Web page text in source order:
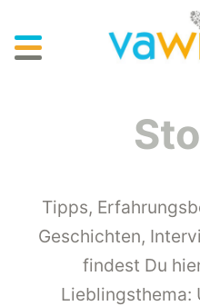
main
Tipps,
Geschichten,
findest Du
Lieblingsthema: